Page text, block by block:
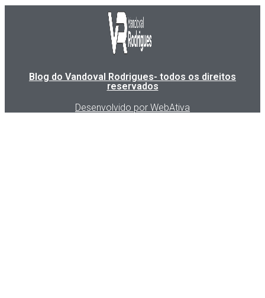
Blog do Vandoval Rodrigues- todos os direitos
reservados
Desenvolvido por WebAtiva